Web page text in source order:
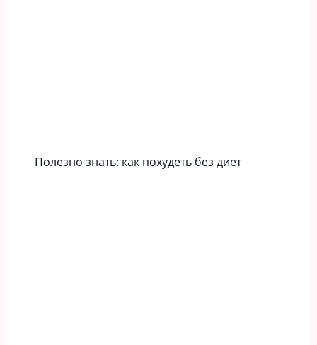
Полезно знать: как похудеть без диет